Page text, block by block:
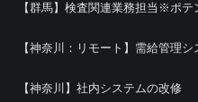
【群馬】検査関連業務担当※ポテ
【神奈川：リモート】需給管理
【神奈川】社内システムの改修